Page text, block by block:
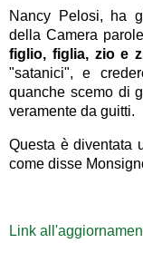
Nancy Pelosi, ha
della Camera
figlio, figlia, zio e
"satanici", e
quanche scemo di
veramente da guitti.
Questa è diventata
come disse
Link